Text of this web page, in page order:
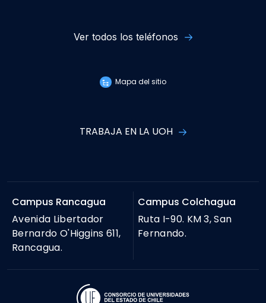
Ver todos los teléfonos
Mapa del sitio
TRABAJA EN LA UOH
Campus Rancagua
Avenida Libertador
Bernardo O'Higgins 611,
Rancagua.
Campus Colchagua
Ruta I-90. KM 3, San
Fernando.